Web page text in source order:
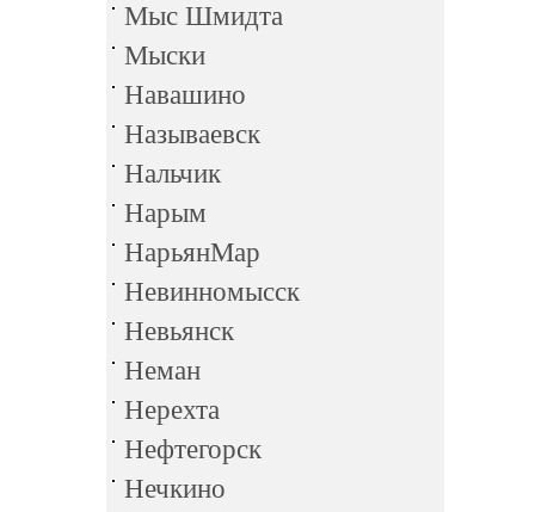
Мыс Шмидта
Мыски
Навашино
Называевск
Нальчик
Нарым
НарьянМар
Невинномысск
Невьянск
Неман
Нерехта
Нефтегорск
Нечкино